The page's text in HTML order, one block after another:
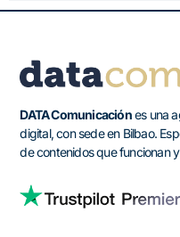
DATA Comunicaciónes una
digital, con sede en Bilbao.
de contenidos que funcionan